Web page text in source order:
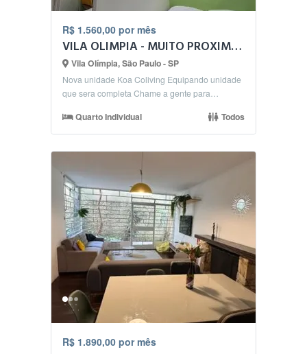
R$ 1.560,00 por mês
VILA OLIMPIA - MUITO PROXIMO - NOVIDADE LOKAHI COLIVINGS
Vila Olímpia, São Paulo - SP
Nova unidade Koa Coliving Equipando unidade
que sera completa Chame a gente para
Quarto Individual Todos
R$ 1.890,00 por mês